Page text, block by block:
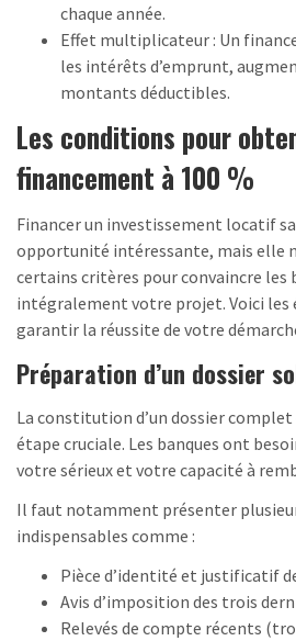
chaque année.
Effet multiplicateur : Un
les intérêts d’emprunt,
montants déductibles.
Les conditions pour
financement à 100 %
Financer un investissement locatif
opportunité intéressante, mais elle
certains critères pour convaincre les
intégralement votre projet. Voici les
garantir la réussite de votre
Préparation d’un dossier
La constitution d’un dossier
étape cruciale. Les banques ont
votre sérieux et votre capacité à
Il faut notamment présenter
indispensables comme :
Pièce d’identité et justificatif
Avis d’imposition des trois
Relevés de compte récents